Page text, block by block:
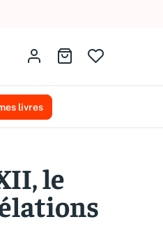
Identifiez-vousAller au panier
livres
le